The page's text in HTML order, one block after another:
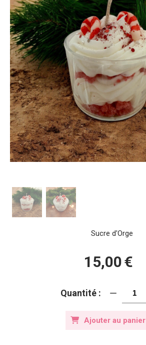
Sucre d'Orge
15,00€
Quantité :
Ajouter au panier